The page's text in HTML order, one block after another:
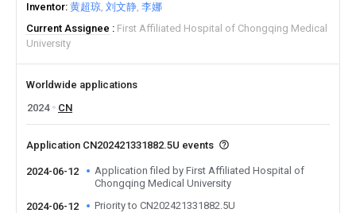
Inventor 黄超琼 刘文静 李娜
Current Assignee
First Affiliated Hospital of Chongqing Medical
University
Worldwide applications
2024
CN
Application CN202421331882.5U events
2024-06-12
Application filed by First Affiliated Hospital of
Chongqing Medical University
2024-06-12
Priority to CN202421331882.5U